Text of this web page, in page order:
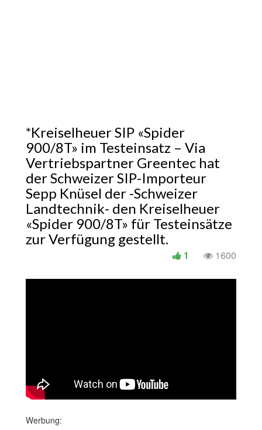
*Kreiselheuer SIP «Spider
900/8T» im Testeinsatz – Via
Vertriebspartner Greentec hat
der Schweizer SIP-Importeur
Sepp Knüsel der -Schweizer
Landtechnik- den Kreiselheuer
«Spider 900/8T» für Testeinsätze
zur Verfügung gestellt.
1600
1
Werbung: